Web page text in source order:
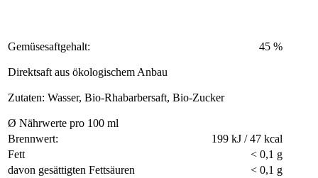
Gemüsesaftgehalt: 45 %
Direktsaft aus ökologischem Anbau
Zutaten: Wasser, Bio-Rhabarbersaft, Bio-Zucker
Ø Nährwerte pro 100 ml
Brennwert:
199 kJ / 47 kcal
Fett
< 0,1 g
davon gesättigten Fettsäuren
< 0,1 g